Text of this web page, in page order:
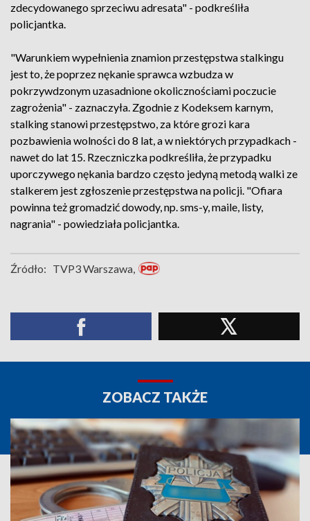
zdecydowanego sprzeciwu adresata" - podkreśliła
policjantka.
"Warunkiem wypełnienia znamion przestępstwa stalkingu
jest to, że poprzez nękanie sprawca wzbudza w
pokrzywdzonym uzasadnione okolicznościami poczucie
zagrożenia" - zaznaczyła. Zgodnie z Kodeksem karnym,
stalking stanowi przestępstwo, za które grozi kara
pozbawienia wolności do 8 lat, a w niektórych przypadkach -
nawet do lat 15. Rzeczniczka podkreśliła, że przypadku
uporczywego nękania bardzo często jedyną metodą walki ze
stalkerem jest zgłoszenie przestępstwa na policji. "Ofiara
powinna też gromadzić dowody, np. sms-y, maile, listy,
nagrania" - powiedziała policjantka.
Źródło: TVP3 Warszawa,
ZOBACZ TAKŻE